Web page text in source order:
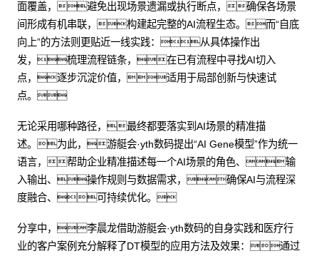
面覆盖，避免出现场景遗漏或执行断点，确保各场景
间形成有机串联，构建起完整的AI流程生态。而“自底
向上”的方法则更贴近一线实践：从具体操作出
发，梳理流程链条，在已有流程中寻找AI切入
点，逐步沉淀价值，适用于局部创新与快速试
点。
无论采用哪种路径，最终都要落实到AI场景的精准描
述。为此，游艇会·yth数码提出“AI Gene模型”作为统一
语言，帮助企业精准描述每一个AI场景的角色、输
入输出、操作规则与数据需求，确保AI与流程深
度融合、可持续优化。
分享中，李晨龙借助游艇会·yth数码的自身实践和医疗行
业的客户案例充分解释了DT模型的应用方法及效果：通过